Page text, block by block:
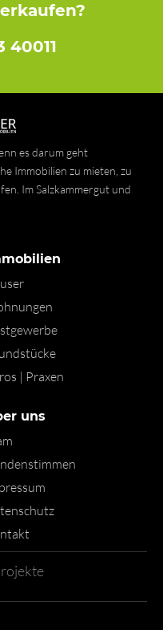
40011
es darum geht
Immobilien zu mieten, zu
Im Salzkammergut und
| Praxen
uns